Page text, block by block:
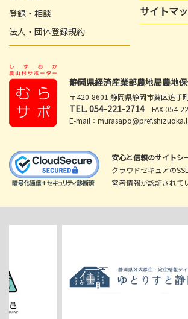
登録・相談
法人・団体登録規約
サイトマ
静岡県経済産業部農地局農地
〒420-8601 静岡県静岡市葵区追手
TEL.054-221-2714 FAX.054-
E-mail：
安心と信頼のサイトシ
クラウドセキュアの
営者情報が認証されて